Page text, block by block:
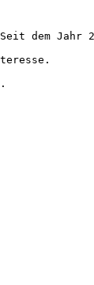
dem Jahr